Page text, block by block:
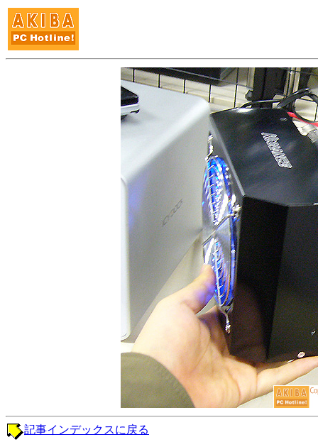
記事インデックスに戻る